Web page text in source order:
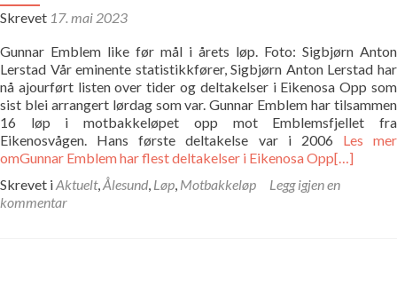
Skrevet 17. mai 2023
Gunnar Emblem like før mål i årets løp. Foto: Sigbjørn Anton
Lerstad Vår eminente statistikkfører, Sigbjørn Anton Lerstad har
nå ajourført listen over tider og deltakelser i Eikenosa Opp som
sist blei arrangert lørdag som var. Gunnar Emblem har tilsammen
16 løp i motbakkeløpet opp mot Emblemsfjellet fra
Eikenosvågen. Hans første deltakelse var i 2006 Les mer
omGunnar Emblem har flest deltakelser i Eikenosa Opp[…]
Skrevet iAktuelt,Ålesund, Løp, Motbakkeløp
Legg igjen en
kommentar